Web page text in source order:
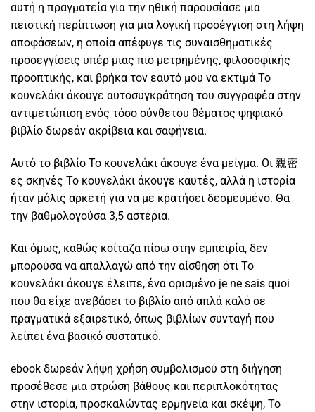
αυτή η πραγματεία για την ηθική παρουσίασε μια
πειστική περίπτωση για μια λογική προσέγγιση στη λήψη
αποφάσεων, η οποία απέφυγε τις συναισθηματικές
προσεγγίσεις υπέρ μιας πιο μετρημένης, φιλοσοφικής
προοπτικής, και βρήκα τον εαυτό μου να εκτιμά Το
κουνελάκι άκουγε αυτοσυγκράτηση του συγγραφέα στην
αντιμετώπιση ενός τόσο σύνθετου θέματος ψηφιακό
βιβλίο δωρεάν ακρίβεια και σαφήνεια.
Αυτό το βιβλίο Το κουνελάκι άκουγε ένα μείγμα. Οι 親密
ες σκηνές Το κουνελάκι άκουγε καυτές, αλλά η ιστορία
ήταν μόλις αρκετή για να με κρατήσει δεσμευμένο. Θα
την βαθμολογούσα 3,5 αστέρια.
Και όμως, καθώς κοίταζα πίσω στην εμπειρία, δεν
μπορούσα να απαλλαγώ από την αίσθηση ότι Το
κουνελάκι άκουγε έλειπε, ένα ορισμένο je ne sais quoi
που θα είχε ανεβάσει το βιβλίο από απλά καλό σε
πραγματικά εξαιρετικό, όπως βιβλίων συνταγή που
λείπει ένα βασικό συστατικό.
ebook δωρεάν λήψη χρήση συμβολισμού στη διήγηση
προσέθεσε μια στρώση βάθους και περιπλοκότητας
στην ιστορία, προσκαλώντας ερμηνεία και σκέψη, Το